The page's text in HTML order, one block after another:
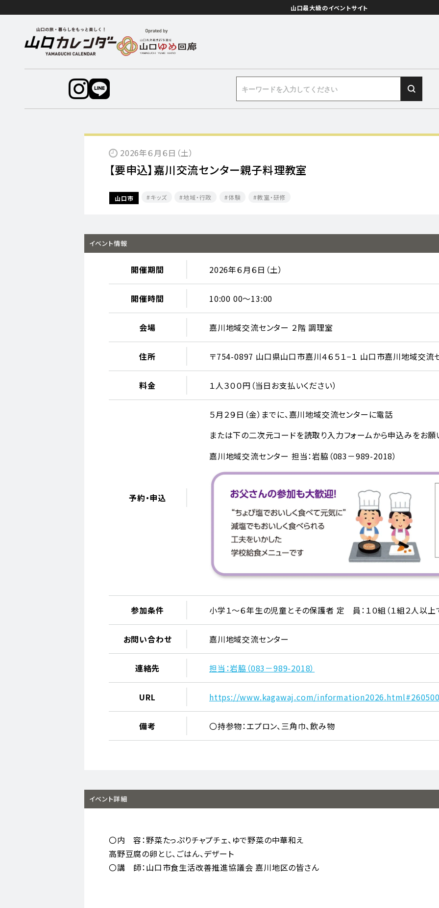
山口最大級のイベントサイト
2026年６月６日（土）
【要申込】嘉川交流センター親子料理教室
山口市 キッズ 地域・行政 体験 教室・研修
イベント情報
開催期間 2026年６月６日（土）
開催時間 10:00 00～13:00
会場 嘉川地域交流センター ２階 調理室
住所 〒754-0897 山口県山口市嘉川４６５１−１ 山口市嘉川地域交流
料金 １人３００円（当日お支払いください）
予約・申込
５月２９日（金）までに、嘉川地域交流センターに電話
または下の二次元コードを読取り入力フォームから申込みをお願
嘉川地域交流センター 担当：岩脇（083－989-2018）
参加条件 小学１～６年生の児童とその保護者 定 員：１０組（１組２人以上
お問い合わせ 嘉川地域交流センター
連絡先 担当：岩脇（083－989-2018）
URL https://www.kagawaj.com/
備考 〇持参物：エプロン、三角巾、飲み物
イベント詳細
〇内 容：野菜たっぷりチャプチェ、ゆで野菜の中華和え
高野豆腐の卵とじ、ごはん、デザート
〇講 師：山口市食生活改善推進協議会 嘉川地区の皆さん